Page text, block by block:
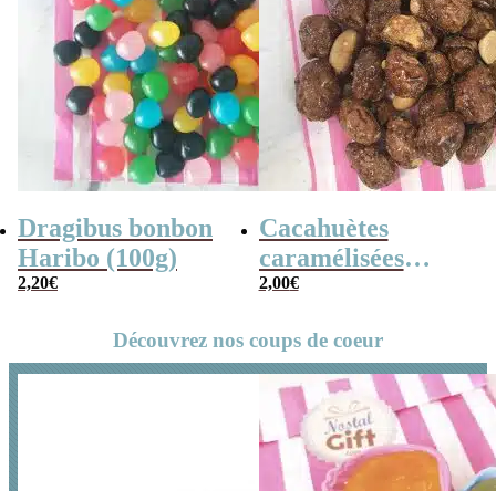
Dragibus bonbon
Haribo (100g)
2,20€
Cacahuètes
caramélisées
(chouchou) – 100g
2,00€
Découvrez nos coups de coeur